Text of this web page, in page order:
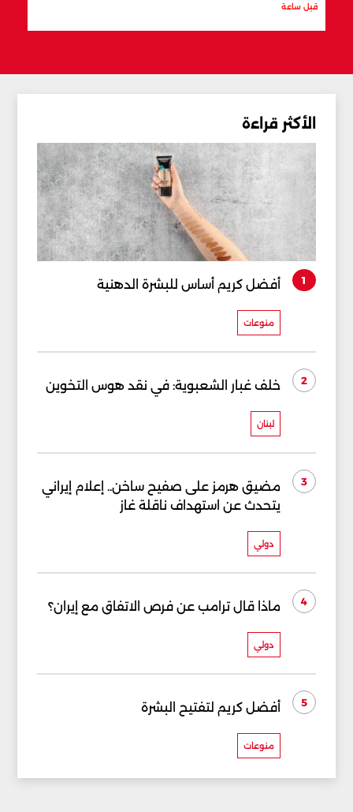
قبل ساعة
الأكثر قراءة
1 أفضل كريم أساس للبشرة الدهنية
منوعات
2 خلف غبار الشعبوية: في نقد هوس التخوين
لبنان
3
مضيق هرمز على صفيح ساخن.. إعلام إيراني
يتحدث عن استهداف ناقلة غاز
دولي
4 ماذا قال ترامب عن فرص الاتفاق مع إيران؟
دولي
5 أفضل كريم لتفتيح البشرة
منوعات